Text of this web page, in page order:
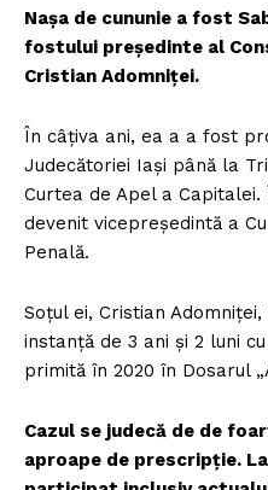
Nașa de cununie a fost
fostului președinte al
Cristian Adomniței.
În câțiva ani, ea a a fost
Judecătoriei Iași până la
Curtea de Apel a Capitalei.
devenit vicepreședintă a
Penală.
Soțul ei, Cristian
instanță de 3 ani și 2 luni
primită în 2020 în Dosarul
Cazul se judecă de de
aproape de prescripție.